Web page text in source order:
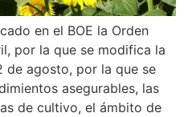
en el BOE la Orden
por la que se modifica la
de agosto, por la que se
asegurables, las
de cultivo, el ámbito de